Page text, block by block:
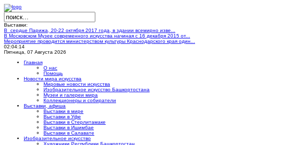
Выставки:
В сердце Парижа, 20-22 октября 2017 года, в здании всемирно изве...
В Московском Музее современного искусства начиная с 16 декабря 2015 от...
Мероприятие проводится министерством культуры Краснодарского края один...
02:04:15
Пятница, 07 Августа 2026
Главная
О нас
Помощь
Новости мира искусства
Мировые новости искусства
Изобразительное искусство Башкортостана
Музеи и галереи мира
Коллекционеры и собиратели
Выставки, афиша
Выставки в мире
Выставки в Уфе
Выставки в Стерлитамаке
Выставки в Ишимбае
Выставки в Салавате
Изобразительное искусство
Художники Республики Башкортостан